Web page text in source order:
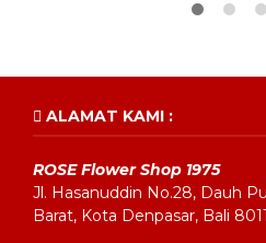
ALAMAT KAMI :
ROSE Flower Shop 1975
Jl. Hasanuddin No.28, Dauh
Barat, Kota Denpasar, Bali